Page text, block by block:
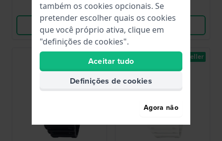
Comparar
Ver produto
Comparar
Best-seller
também os cookies opcionais. Se
pretender escolher quais os cookies
que você próprio ativa, clique em
"definições de cookies".
Aceitar tudo
Definições de cookies
Agora não